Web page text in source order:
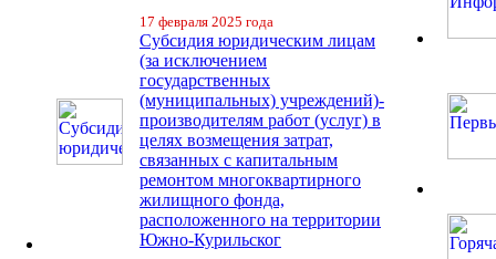
17 февраля 2025 года
Субсидия юридическим лицам
(за исключением
государственных
(муниципальных) учреждений)-
производителям работ (услуг) в
целях возмещения затрат,
связанных с капитальным
ремонтом многоквартирного
жилищного фонда,
расположенного на территории
Южно-Курильског